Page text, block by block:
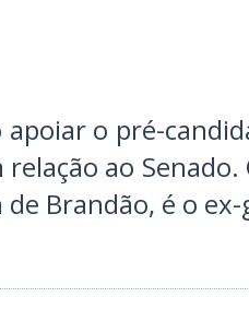
o pré-
ao
Brandão, é o